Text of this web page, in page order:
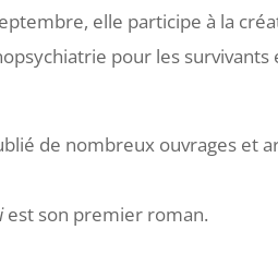
elle participe à la
pour les survivants
de nombreux ouvrages et
est son premier roman.